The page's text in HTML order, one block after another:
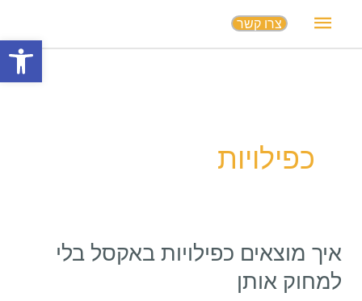
פתח
תפריטצרו קשר
כפילויות
איך מוצאים כפילויות באקסל בלי
למחוק אותן
איך
מוצאים